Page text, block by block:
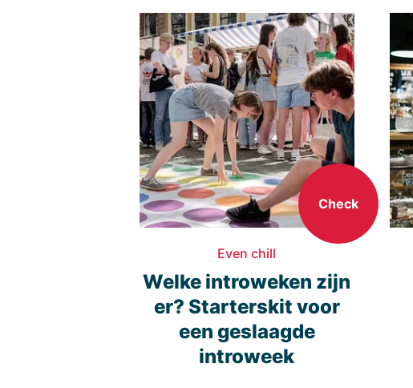
Check
Even chill
Welke introweken zijn
er? Starterskit voor
een geslaagde
introweek